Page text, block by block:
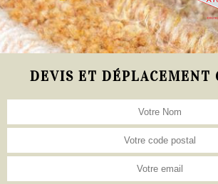
DEVIS ET DÉPLACEMENT